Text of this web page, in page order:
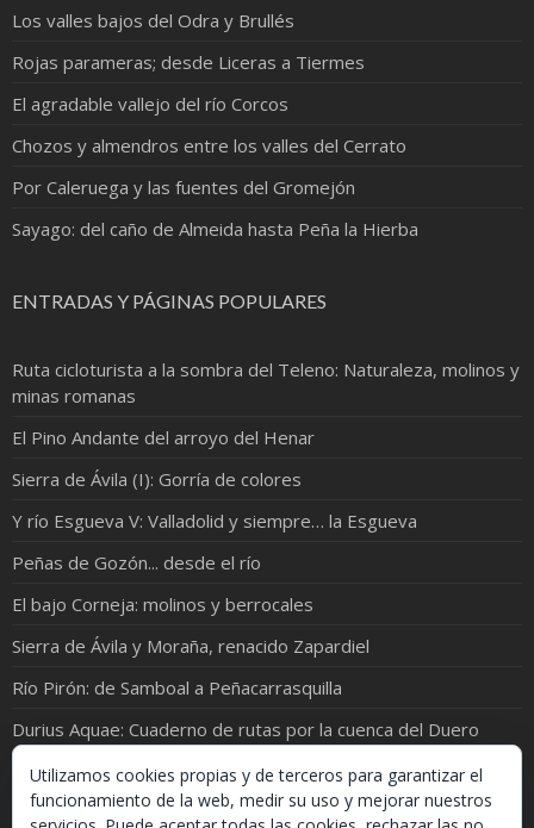
Los valles bajos del Odra y Brullés
Rojas parameras; desde Liceras a Tiermes
El agradable vallejo del río Corcos
Chozos y almendros entre los valles del Cerrato
Por Caleruega y las fuentes del Gromejón
Sayago: del caño de Almeida hasta Peña la Hierba
ENTRADAS Y PÁGINAS POPULARES
Ruta cicloturista a la sombra del Teleno: Naturaleza, molinos y
minas romanas
El Pino Andante del arroyo del Henar
Sierra de Ávila (I): Gorría de colores
Y río Esgueva V: Valladolid y siempre… la Esgueva
Peñas de Gozón... desde el río
El bajo Corneja: molinos y berrocales
Sierra de Ávila y Moraña, renacido Zapardiel
Río Pirón: de Samboal a Peñacarrasquilla
Durius Aquae: Cuaderno de rutas por la cuenca del Duero
Sierra de Ávila (y II): Pequeños arroyos, viejas encinas
Utilizamos cookies propias y de terceros para garantizar el
funcionamiento de la web, medir su uso y mejorar nuestros